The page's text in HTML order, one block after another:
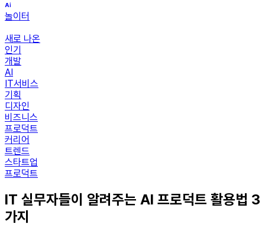
놀이터
새로 나온
인기
개발
AI
IT서비스
기획
디자인
비즈니스
프로덕트
커리어
트렌드
스타트업
프로덕트
IT 실무자들이 알려주는 AI 프로덕트 활용법 3
가지